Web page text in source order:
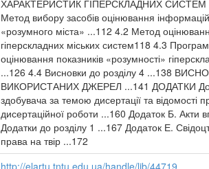
ХАРАКТЕРИСТИК ГІПЕРСКЛАДНИХ СИСТЕМ
Метод вибору засобів оцінювання
«розумного міста» ...112 4.2 Метод
гіперскладних міських систем118 4.3
оцінювання показників «розумності»
...126 4.4 Висновки до розділу 4 ...138
ВИКОРИСТАНИХ ДЖЕРЕЛ ...141 ДОДАТКИ
здобувача за темою дисертації та відомості
дисертаційної роботи ...160 Додаток Б.
Додатки до розділу 1 ...167 Додаток Е.
права на твір ...172
http://elartu.tntu.edu.ua/handle/lib/44719